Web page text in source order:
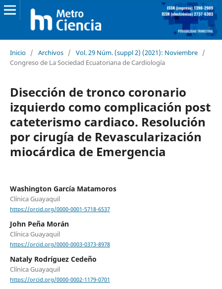
Inicio / Archivos / Vol. 29 Núm. (suppl 2) (2021): Noviembre /
Congreso de La Sociedad Ecuatoriana de Cardiología
Disección de tronco coronario
izquierdo como complicación post
cateterismo cardiaco. Resolución
por cirugía de Revascularización
miocárdica de Emergencia
Washington García Matamoros
Clínica Guayaquil
https://orcid.org/0000-0001-5718-6537
John Peña Morán
Clínica Guayaquil
https://orcid.org/0000-0003-0373-8978
Nataly Rodríguez Cedeño
Clínica Guayaquil
https://orcid.org/0000-0002-1179-0701